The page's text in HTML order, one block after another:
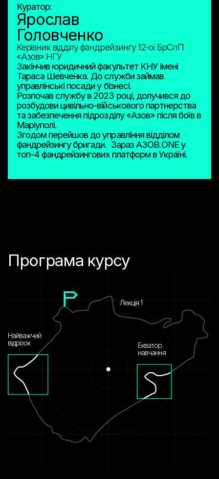
Куратор:
Ярослав
Головченко
Керівник відділу фандрейзингу 12-ої БрСпП
«Азов» НГУ
Закінчив юридичний факультет КНУ імені
Тараса Шевченка. До служби займав
управлінські посади у бізнесі.
Розпочав службу в 2023 році, долучився до
розбудови цивільно-військового партнерства
та забезпечення підрозділу «Азов» після боїв в
Маріуполі.
Згодом перейшов до управління відділом
фандрейзингу бригади. Зараз АЗОВ.ONE у
топ-4 фандрейзингових платформ в Україні.
Програма курсу
Найважчий
відрізок
Лекція 1
Екватор
навчання